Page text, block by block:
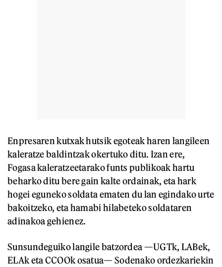
Enpresaren kutxak hutsik egoteak haren langileen
kaleratze baldintzak okertuko ditu. Izan ere,
Fogasa kaleratzeetarako funts publikoak hartu
beharko ditu bere gain kalte ordainak, eta hark
hogei eguneko soldata ematen du lan egindako urte
bakoitzeko, eta hamabi hilabeteko soldataren
adinakoa gehienez.
Sunsundeguiko langile batzordea —UGTk, LABek,
ELAk eta CCOOk osatua— Sodenako ordezkariekin